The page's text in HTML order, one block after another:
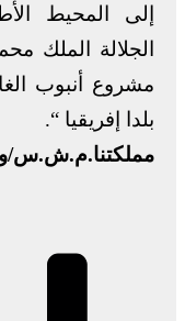
إلى المحيط
الجلالة الملك
بلدا إفريقيا “.
مملكتنا.م.ش.س/